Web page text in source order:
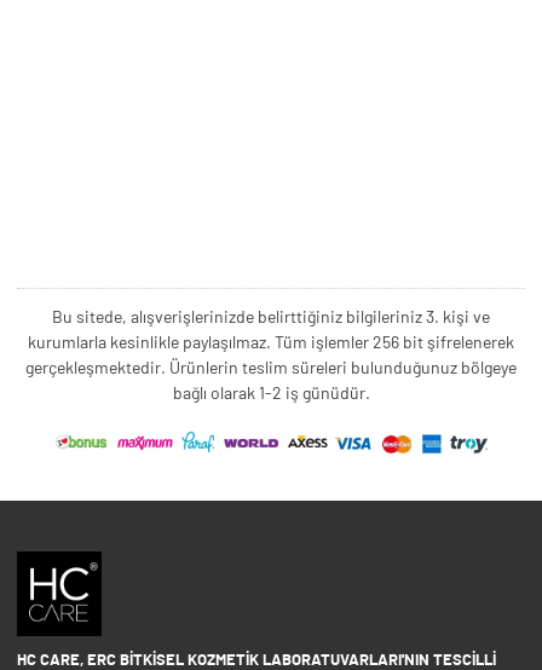
Bu sitede, alışverişlerinizde belirttiğiniz bilgileriniz 3. kişi ve
kurumlarla kesinlikle paylaşılmaz. Tüm işlemler 256 bit şifrelenerek
gerçekleşmektedir. Ürünlerin teslim süreleri bulunduğunuz bölgeye
bağlı olarak 1-2 iş günüdür.
HC CARE, ERC BITKISEL KOZMETIK LABORATUVARLARI'NIN TESCILLI